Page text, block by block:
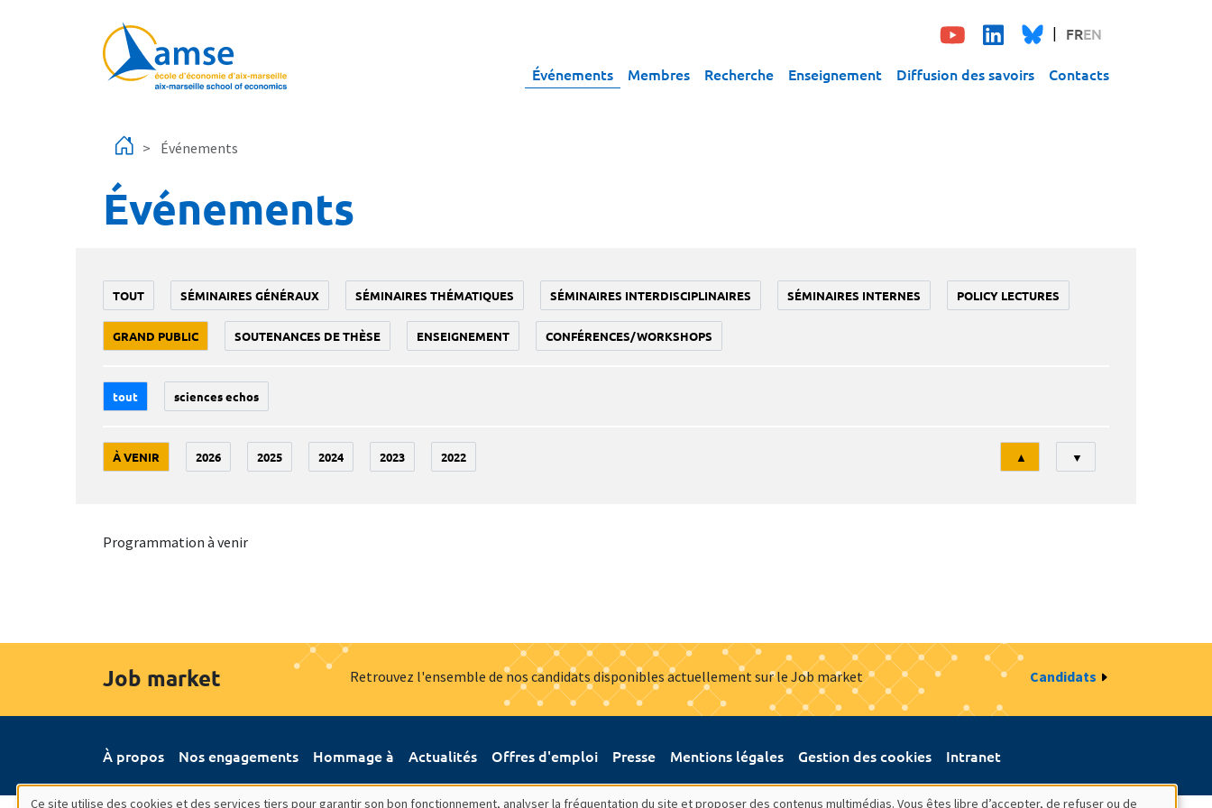
FREN
Événements Membres Recherche Enseignement Diffusion des savoirs Contacts
Événements
Événements
TOUT SÉMINAIRES GÉNÉRAUX SÉMINAIRES THÉMATIQUES SÉMINAIRES INTERDISCIPLINAIRES SÉMINAIRES INTERNES POLICY LECTURES
GRAND PUBLIC SOUTENANCES DE THÈSE ENSEIGNEMENT CONFÉRENCES/WORKSHOPS
tout sciences echos
À VENIR 2026 2025 2024 2023 2022
Tri
▲ ▼
Programmation à venir
Job market Retrouvez l'ensemble de nos candidats disponibles actuellement sur le Job market Candidats
À propos Nos engagements Hommage à Actualités Offres d'emploi Presse Mentions légales Gestion des cookies Intranet
Ce site utilise des cookies et des services tiers pour garantir son bon fonctionnement, analyser la fréquentation du site et proposer des contenus multimédias. Vous êtes libre d’accepter, de refuser ou de